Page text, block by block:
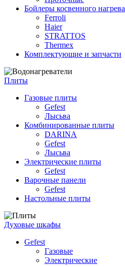
Бойлеры косвенного нагрева
Ferroli
Haier
STRATTOS
Thermex
Комплектующие и запчасти
Плиты
Газовые плиты
Gefest
Лысьва
Комбинированные плиты
DARINA
Gefest
Лысьва
Электрические плиты
Gefest
Варочные панели
Gefest
Настольные плиты
Духовые шкафы
Gefest
Газовые
Электрические